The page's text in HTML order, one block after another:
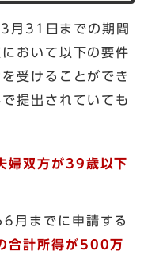
月31日までの期間
おいて以下の要件
受けることができ
提出されていても
婦双方が39歳以下
月までに申請する
合計所得が500万